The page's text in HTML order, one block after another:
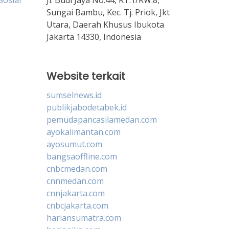
Sungai Bambu, Kec. Tj. Priok, Jkt
Utara, Daerah Khusus Ibukota
Jakarta 14330, Indonesia
Website terkait
sumselnews.id
publikjabodetabek.id
pemudapancasilamedan.com
ayokalimantan.com
ayosumut.com
bangsaoffline.com
cnbcmedan.com
cnnmedan.com
cnnjakarta.com
cnbcjakarta.com
hariansumatra.com